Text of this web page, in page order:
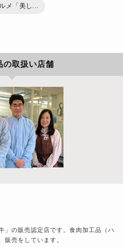
メ「美し...
の取扱い店舗
」の販売認定店です。食肉加工品（ハ
販売をしています。